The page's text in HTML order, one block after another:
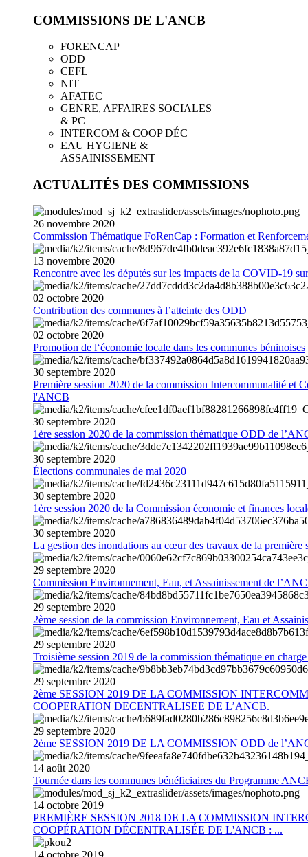
COMMISSIONS DE L'ANCB
FORENCAP
ODD
CEFL
NIT
AFATEC
GENRE, AFFAIRES SOCIALES
& PC
INTERCOM & COOP DÉC
EAU HYGIENE &
ASSAINISSEMENT
ACTUALITÉS DES COMMISSIONS
26 novembre 2020
Commission Thématique FoRenCap : Formation et
13 novembre 2020
Rencontre avec les députés sur les impacts de la COVID-19
02 octobre 2020
Contribution des communes à l’atteinte des ODD
02 octobre 2020
Promotion de l‘économie locale dans les communes béninoises
30 septembre 2020
Première session 2020 de la commission Intercommunalité et
l'ANCB
30 septembre 2020
1ère session 2020 de la commission thématique ODD de
30 septembre 2020
Élections communales de mai 2020
30 septembre 2020
1ère session 2020 de la Commission économie et finances
30 septembre 2020
La gestion des inondations au cœur des travaux de la première
29 septembre 2020
Commission Environnement, Eau, et Assainissement de
29 septembre 2020
2ème session de la commission Environnement, Eau et
29 septembre 2020
Troisième session 2019 de la commission thématique en
29 septembre 2020
2ème SESSION 2019 DE LA COMMISSION
COOPERATION DECENTRALISEE DE L’ANCB.
29 septembre 2020
2ème SESSION 2019 DE LA COMMISSION ODD de
14 août 2020
Tournée dans les communes bénéficiaires du Programme
14 octobre 2019
PREMIÈRE SESSION 2018 DE LA COMMISSION
COOPÉRATION DÉCENTRALISÉE DE L'ANCB : ...
14 octobre 2019